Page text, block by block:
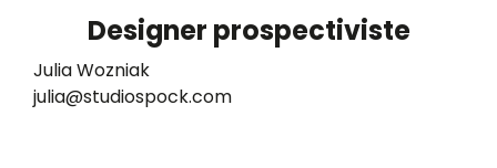
Designer prospectiviste
Julia Wozniak
julia@studiospock.com